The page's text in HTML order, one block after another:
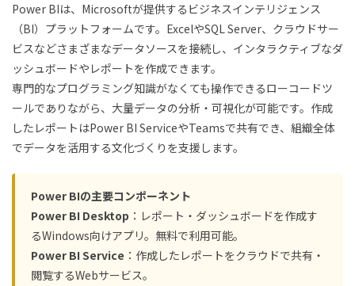
Power BIは、Microsoftが提供するビジネスインテリジェンス
（BI）プラットフォームです。ExcelやSQL Server、クラウドサー
ビスなどさまざまなデータソースを接続し、インタラクティブなダ
ッシュボードやレポートを作成できます。
専門的なプログラミング知識がなくても操作できるローコードツ
ールでありながら、大量データの分析・可視化が可能です。作成
したレポートはPower BI ServiceやTeamsで共有でき、組織全体
でデータを活用する文化づくりを支援します。
Power BIの主要コンポーネント
Power BI Desktop ：レポート・ダッシュボードを作成す
るWindows向けアプリ。無料で利用可能。
Power BI Service ：作成したレポートをクラウドで共有・
閲覧するWebサービス。